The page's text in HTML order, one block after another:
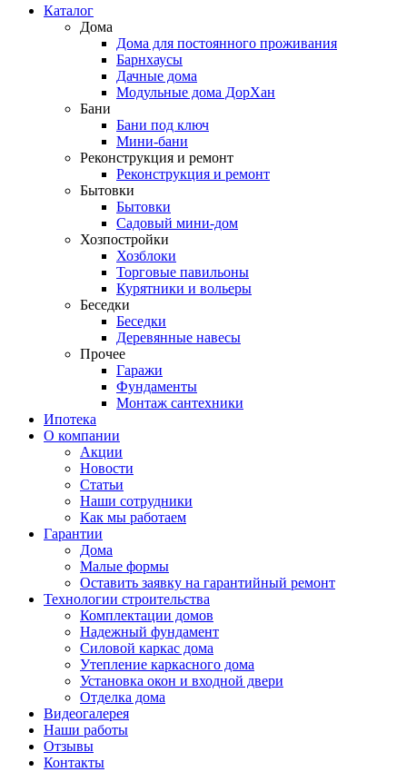
Каталог
Дома
Дома для постоянного проживания
Барнхаусы
Дачные дома
Модульные дома ДорХан
Бани
Бани под ключ
Мини-бани
Реконструкция и ремонт
Реконструкция и ремонт
Бытовки
Бытовки
Садовый мини-дом
Хозпостройки
Хозблоки
Торговые павильоны
Курятники и вольеры
Беседки
Беседки
Деревянные навесы
Прочее
Гаражи
Фундаменты
Монтаж сантехники
Ипотека
О компании
Акции
Новости
Статьи
Наши сотрудники
Как мы работаем
Гарантии
Дома
Малые формы
Оставить заявку на гарантийный ремонт
Технологии строительства
Комплектации домов
Надежный фундамент
Силовой каркас дома
Утепление каркасного дома
Установка окон и входной двери
Отделка дома
Видеогалерея
Наши работы
Отзывы
Контакты